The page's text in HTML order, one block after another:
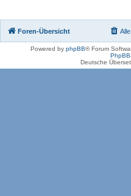
Foren-Übersicht
Powered by phpBB® Forum
Deutsche